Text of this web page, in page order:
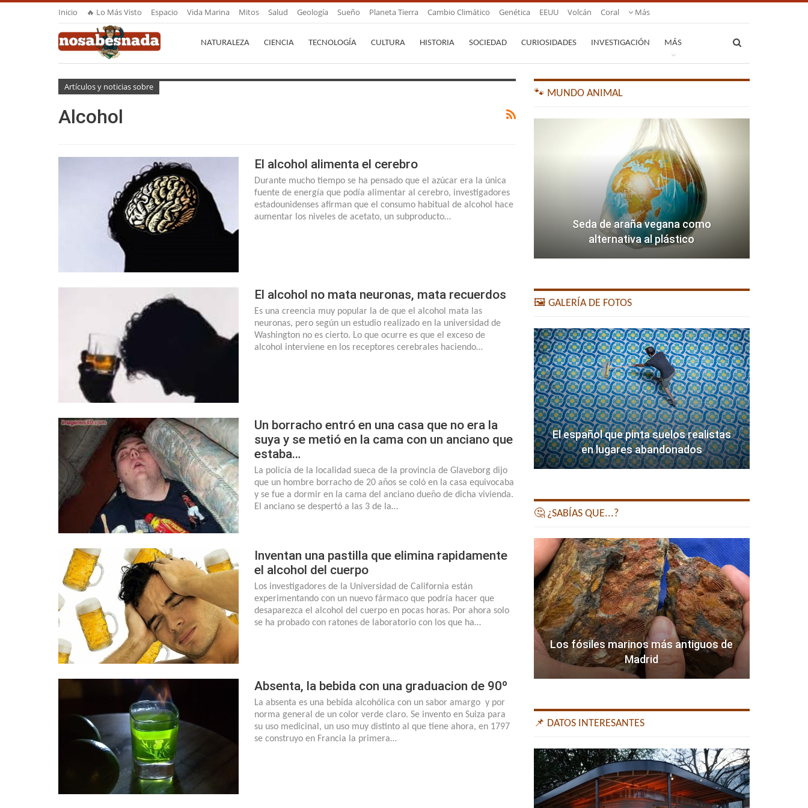
Inicio 🔥 Lo Más Visto Espacio Vida Marina Mitos Salud Geología Sueño Planeta Tierra Cambio Climático Genética EEUU Volcán Coral Más
NATURALEZA CIENCIA TECNOLOGÍA CULTURA HISTORIA SOCIEDAD CURIOSIDADES INVESTIGACIÓN MÁS
Artículos y noticias sobre
Alcohol
El alcohol alimenta el cerebro
Durante mucho tiempo se ha pensado que el azúcar era la única
fuente de energía que podía alimentar al cerebro, investigadores
estadounidenses afirman que el consumo habitual de alcohol hace
aumentar los niveles de acetato, un subproducto…
El alcohol no mata neuronas, mata recuerdos
Es una creencia muy popular la de que el alcohol mata las
neuronas, pero según un estudio realizado en la universidad de
Washington no es cierto. Lo que ocurre es que el exceso de
alcohol interviene en los receptores cerebrales haciendo…
Un borracho entró en una casa que no era la
suya y se metió en la cama con un anciano que
estaba…
La policía de la localidad sueca de la provincia de Glaveborg dijo
que un hombre borracho de 20 años se coló en la casa equivocaba
y se fue a dormir en la cama del anciano dueño de dicha vivienda.
El anciano se despertó a las 3 de la…
Inventan una pastilla que elimina rapidamente
el alcohol del cuerpo
Los investigadores de la Universidad de California están
experimentando con un nuevo fármaco que podría hacer que
desaparezca el alcohol del cuerpo en pocas horas. Por ahora solo
se ha probado con ratones de laboratorio con los que ha…
Absenta, la bebida con una graduacion de 90º
La absenta es una bebida alcohólica con un sabor amargo y por
norma general de un color verde claro. Se invento en Suiza para
su uso medicinal, un uso muy distinto al que tiene ahora, en 1797
se construyo en Francia la primera…
🐾 MUNDO ANIMAL
Seda de araña vegana como
alternativa al plástico
🖼️ GALERÍA DE FOTOS
El español que pinta suelos realistas
en lugares abandonados
🤔 ¿SABÍAS QUE...?
Los fósiles marinos más antiguos de
Madrid
📌 DATOS INTERESANTES